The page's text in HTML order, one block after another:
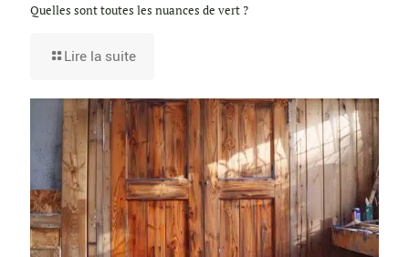
Quelles sont toutes les nuances de vert ?
Lire la suite